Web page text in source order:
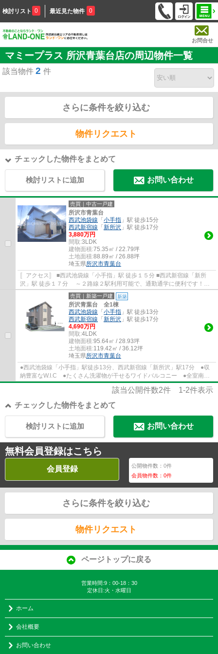
検討リスト 0 最近見た物件 0
お問合せ
マミープラス 所沢青葉台店の周辺物件一覧
該当物件 2 件
さらに条件を絞り込む
物件リクエスト
チェックした物件をまとめて
検討リストに追加 お問い合わせ
売買｜中古一戸建
所沢市青葉台
西武池袋線 「 小手指 」駅 徒歩15分
西武新宿線 「 新所沢 」駅 徒歩17分
3,880万円
間取:3LDK
建物面積:75.35㎡ / 22.79坪
土地面積:88.89㎡ / 26.88坪
埼玉県所沢市青葉台
〚アクセス〛 ■西武池袋線「小手指」駅 徒歩１５分 ■西武新宿線「新所
沢」駅 徒歩１７分 ～２路線２駅利用可能で、通勤通学に便利です！
〚おススメポイント〛 ・令和7年、大規模...
売買｜新築一戸建 新築
所沢青葉台 全1棟
西武池袋線 「 小手指 」駅 徒歩13分
西武新宿線 「 新所沢 」駅 徒歩17分
4,690万円
間取:4LDK
建物面積:95.64㎡ / 28.93坪
土地面積:119.42㎡ / 36.12坪
埼玉県所沢市青葉台
●西武池袋線「小手指」駅徒歩13分、西武新宿線「新所沢」駅17分 ●収
納豊富なW.I.C ●たくさん洗濯物が干せるワイドバルコニー ●全室南向
きで陽当たり良好 ●水回りを集約した家事動...
該当公開件数2件 1-2件表示
チェックした物件をまとめて
お問い合わせ
検討リストに追加
無料会員登録はこちら
会員登録 公開物件数：0件
会員物件数：0件
さらに条件を絞り込む
物件リクエスト
ページトップに戻る
営業時間:9：00-18：30
定休日:火・水曜日
ホーム
会社概要
お問い合わせ